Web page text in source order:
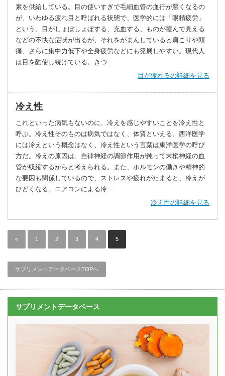
素を供給している。目の使いすぎで毛細血管の血行が悪くなるの
が、いわゆる疲れ目と呼ばれる状態で、医学的には「眼精疲労」
という。目がしょぼしょぼする、充血する、ものが霞んで見える
などの不快な症状が出るが、それをがまんしていると肩こりや頭
痛、さらに集中力低下や全身疲労などにも発展しやすい。現代人
は目を酷使し続けている。きつ…
目が疲れるの詳細を見る
冷え性
これといった病気もないのに、冷えを感じやすいことを冷え性と
呼ぶ。冷え性そのものは病気ではなく、体質といえる。西洋医学
には冷えという概念はなく、冷え性という言葉は東洋医学の呼び
方だ。冷えの原因は、自律神経の調節作用が鈍って末梢神経の血
管が収縮するからと考えられる。また、ホルモンの働きや精神的
な要因も関係しているので、ストレスや疲れがたまると、冷えが
ひどくなる。エアコンによる冷…
冷え性の詳細を見る
« 1 2 3 4 5
サプリメントデータベースTOPへ
サプリメントデータベース